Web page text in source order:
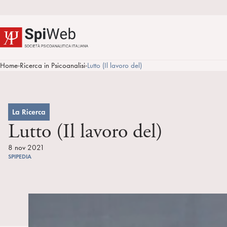
Home>Ricerca in Psicoanalisi>Lutto (Il lavoro del)
La Ricerca
Lutto (Il lavoro del)
8 nov 2021
SPIPEDIA